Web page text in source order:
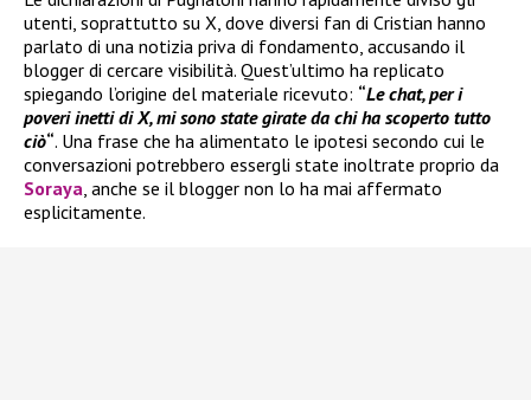
utenti, soprattutto su X, dove diversi fan di Cristian hanno
parlato di una notizia priva di fondamento, accusando il
blogger di cercare visibilità. Quest’ultimo ha replicato
spiegando l’origine del materiale ricevuto: “Le chat, per i
poveri inetti di X, mi sono state girate da chi ha scoperto tutto
ciò“. Una frase che ha alimentato le ipotesi secondo cui le
conversazioni potrebbero essergli state inoltrate proprio da
Soraya, anche se il blogger non lo ha mai affermato
esplicitamente.